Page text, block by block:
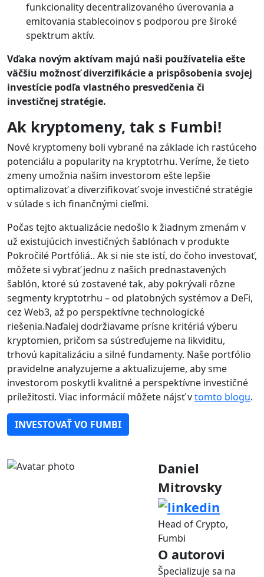
funkcionality decentralizovaného úverovania a
emitovania stablecoinov s podporou pre široké
spektrum aktív.
Vďaka novým aktívam majú naši používatelia ešte
väčšiu možnosť diverzifikácie a prispôsobenia svojej
investície podľa vlastného presvedčenia či
investičnej stratégie.
Ak kryptomeny, tak s Fumbi!
Nové kryptomeny boli vybrané na základe ich rastúceho
potenciálu a popularity na kryptotrhu. Veríme, že tieto
zmeny umožnia našim investorom ešte lepšie
optimalizovať a diverzifikovať svoje investičné stratégie
v súlade s ich finančnými cieľmi.
Počas tejto aktualizácie nedošlo k žiadnym zmenám v
už existujúcich investičných šablónach v produkte
Pokročilé Portfóliá.. Ak si nie ste istí, do čoho investovať,
môžete si vybrať jednu z našich prednastavených
šablón, ktoré sú zostavené tak, aby pokrývali rôzne
segmenty kryptotrhu – od platobných systémov a DeFi,
cez Web3, až po perspektívne technologické
riešenia.Naďalej dodržiavame prísne kritériá výberu
kryptomien, pričom sa sústreďujeme na likviditu,
trhovú kapitalizáciu a silné fundamenty. Naše portfólio
pravidelne analyzujeme a aktualizujeme, aby sme
investorom poskytli kvalitné a perspektívne investičné
príležitosti. Viac informácií môžete nájsť vtomto blogu.
INVESTOVAŤ VO FUMBI
Daniel
Mitrovsky
Head of Crypto,
Fumbi
O autorovi
Špecializuje sa na